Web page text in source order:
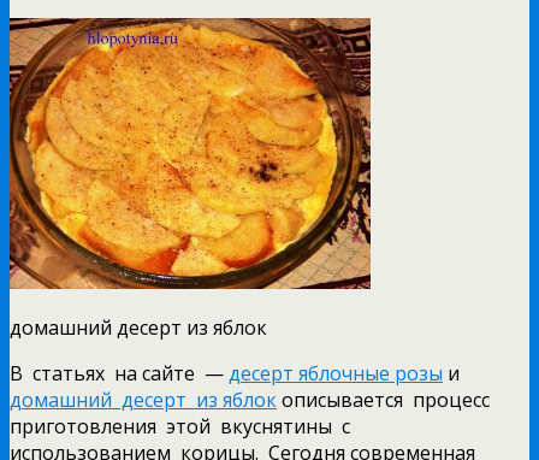
домашний десерт из яблок
В статьях на сайте —десерт яблочные розы и
домашний десерт из яблокописывается процесс
приготовления этой вкуснятины с
использованием корицы. Сегодня современная